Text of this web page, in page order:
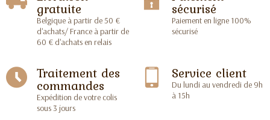
gratuite
Belgique à partir de 50 €
d'achats/ France à partir de
60 € d'achats en relais
sécurisé
Paiement en ligne 100%
sécurisé
Traitement des
commandes
Expédition de votre colis
sous 3 jours
Service client
Du lundi au vendredi de 9h
à 15h